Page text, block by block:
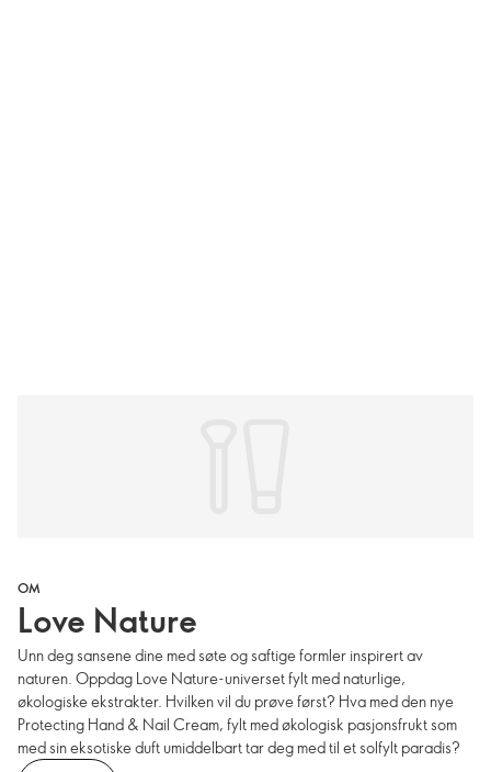
OM
Love Nature
Unn deg sansene dine med søte og saftige formler inspirert av
naturen. Oppdag Love Nature-universet fylt med naturlige,
økologiske ekstrakter. Hvilken vil du prøve først? Hva med den nye
Protecting Hand & Nail Cream, fylt med økologisk pasjonsfrukt som
med sin eksotiske duft umiddelbart tar deg med til et solfylt paradis?